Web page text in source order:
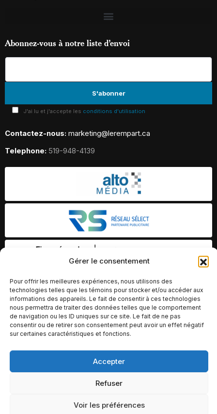
Gérer le consentement
Pour offrir les meilleures expériences, nous utilisons des
technologies telles que les témoins pour stocker et/ou accéder aux
informations des appareils. Le fait de consentir à ces technologies
nous permettra de traiter des données telles que le comportement
de navigation ou les ID uniques sur ce site. Le fait de ne pas
consentir ou de retirer son consentement peut avoir un effet négatif
sur certaines caractéristiques et fonctions.
Accepter
Refuser
Voir les préférences
Abonnez-vous à notre liste d’envoi
J'ai lu et j'accepte les conditions d'utilisation
Contactez-nous: marketing@lerempart.ca
Telephone: 519-948-4139
© Copyright 2026 – Altomédia Inc |